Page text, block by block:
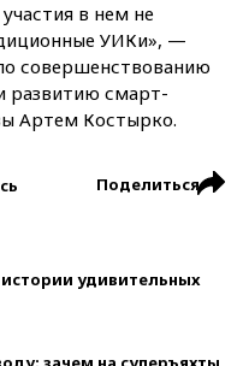
в нем не
УИКи», —
совершенствованию
развитию смарт-
Артем Костырко.
Поделиться
удивительных